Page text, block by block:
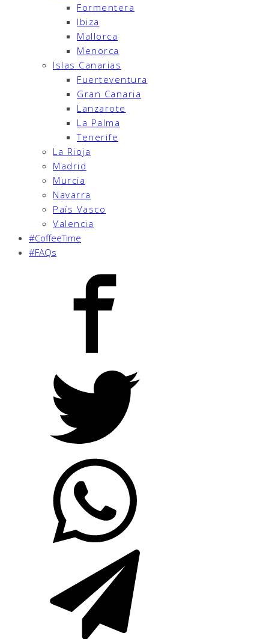
Formentera
Ibiza
Mallorca
Menorca
Islas Canarias
Fuerteventura
Gran Canaria
Lanzarote
La Palma
Tenerife
La Rioja
Madrid
Murcia
Navarra
País Vasco
Valencia
#CoffeeTime
#FAQs